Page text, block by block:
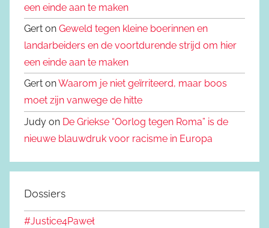
een einde aan te maken
Gert on Geweld tegen kleine boerinnen en
landarbeiders en de voortdurende strijd om hier
een einde aan te maken
Gert onWaarom je niet geïrriteerd, maar boos
moet zijn vanwege de hitte
Judy on De Griekse “Oorlog tegen Roma” is de
nieuwe blauwdruk voor racisme in Europa
Dossiers
#Justice4Paweł